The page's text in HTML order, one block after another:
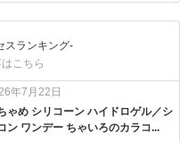
スランキング-
こちら
年7月22日
ゃめ シリコーン ハイドロゲル／シ
ン ワンデー ちゃいろのカラコ...